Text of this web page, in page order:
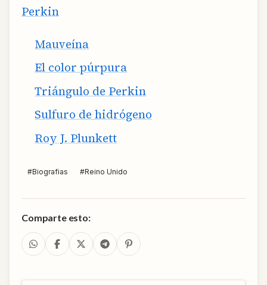
Perkin
Mauveína
El color púrpura
Triángulo de Perkin
Sulfuro de hidrógeno
Roy J. Plunkett
#Biografias #Reino Unido
Comparte esto: